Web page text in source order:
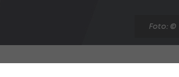
Foto: ©